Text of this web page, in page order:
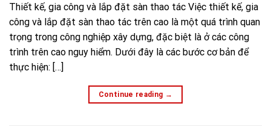
Thiết kế, gia công và lắp đặt sàn thao tác Việc thiết kế, gia
công và lắp đặt sàn thao tác trên cao là một quá trình quan
trọng trong công nghiệp xây dựng, đặc biệt là ở các công
trình trên cao nguy hiểm. Dưới đây là các bước cơ bản để
thực hiện: […]
Continue reading →